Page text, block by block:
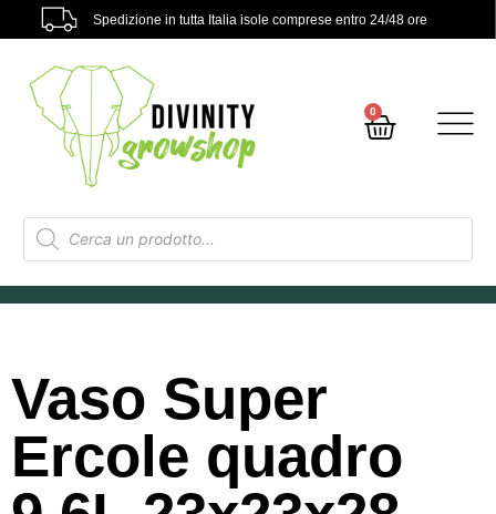
Spedizione in tutta Italia isole comprese entro 24/48 ore
0
Vaso Super
Ercole quadro